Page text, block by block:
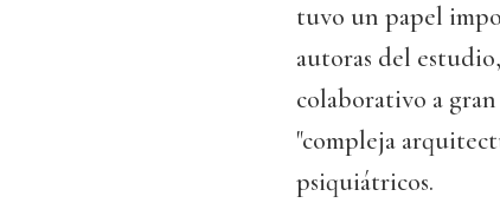
tuvo un papel
autoras del
colaborativo a gran
"compleja
psiquiátricos.